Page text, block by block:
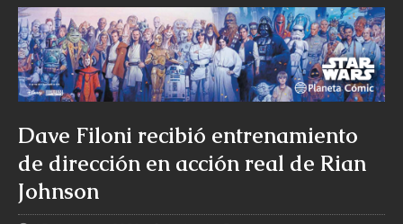
Dave Filoni recibió entrenamiento
de dirección en acción real de Rian
Johnson